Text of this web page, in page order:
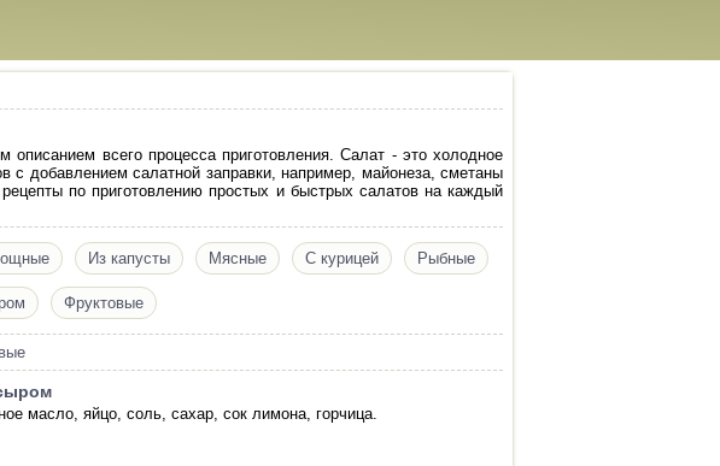
всего процесса приготовления. Салат - это холодное
с добавлением салатной заправки, например, майонеза, сметаны
по приготовлению простых и быстрых салатов на каждый
Из капусты Мясные С курицей Рыбные
Фруктовые
масло, яйцо, соль, сахар, сок лимона, горчица.